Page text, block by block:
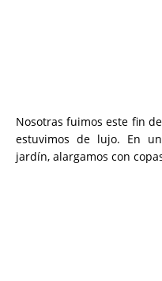
Nosotras fuimos este fin
estuvimos de lujo. En
jardín, alargamos con